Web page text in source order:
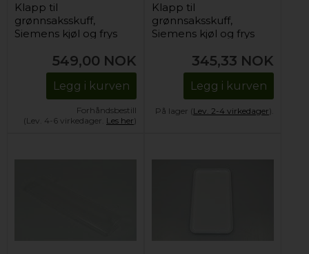
Klapp til
grønnsaksskuff,
Siemens kjøl og frys
549,00 NOK
Legg i kurven
Forhåndsbestill
(Lev. 4-6 virkedager. Les her)
Klapp til
grønnsaksskuff,
Siemens kjøl og frys
345,33 NOK
Legg i kurven
På lager (Lev. 2-4 virkedager).